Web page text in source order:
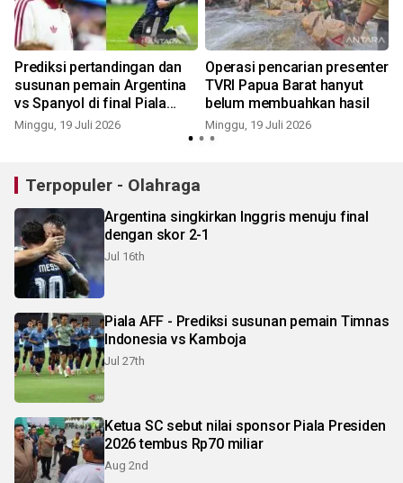
Prediksi pertandingan dan
susunan pemain Argentina
vs Spanyol di final Piala
Dunia 2026
Minggu, 19 Juli 2026
Operasi pencarian presenter
TVRI Papua Barat hanyut
belum membuahkan hasil
Minggu, 19 Juli 2026
Terpopuler - Olahraga
Argentina singkirkan Inggris menuju final
dengan skor 2-1
Jul 16th
Piala AFF - Prediksi susunan pemain Timnas
Indonesia vs Kamboja
Jul 27th
Ketua SC sebut nilai sponsor Piala Presiden
2026 tembus Rp70 miliar
Aug 2nd